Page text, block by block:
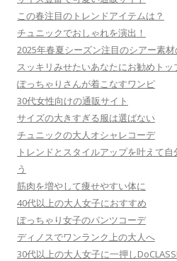
この春注目のトレンドアイテムは？
チュニックでおしゃれを演出！
2025年春夏シーズン注目のシアー素
スッキリみせたいあなたにお勧めトッ
ぽっちゃりさんが着こなすワンピ
30代女性向けの通販サイト
サイズの大きすぎる服は選ばない
チュニックの大人オシャレコーデ
トレンドとスタイルアップを叶えて
う
筋肉を増やして痩せやすい体に
40代以上の大人女子におすすめ
ぽっちゃり女子のパンツコーデ
ディノスでワンランク上の大人へ
30代以上の大人女子に一押し